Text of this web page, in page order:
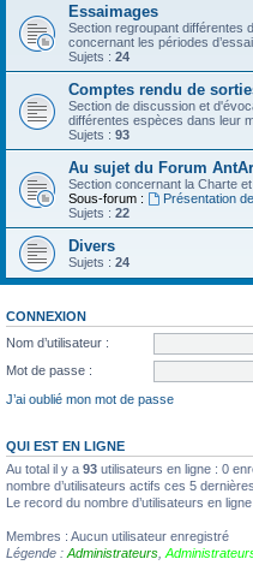
Essaimages
Section regroupant différentes
concernant les périodes
Sujets : 24
Comptes rendu de
Section de discussion et
différentes espèces dans leur
Sujets : 93
Au sujet du Forum
Section concernant la Charte
Sous-forum :
Présentation
Sujets : 22
Divers
Sujets : 24
CONNEXION
Nom d’utilisateur :
Mot de passe :
J’ai oublié mon mot de passe
QUI EST EN LIGNE
Au total il y a 93 utilisateurs en ligne : 0
nombre d’utilisateurs actifs ces 5
Le record du nombre d’utilisateurs en
Membres : Aucun utilisateur enregistré
Légende : Administrateurs